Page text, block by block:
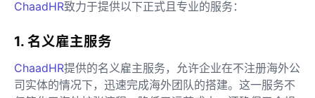
ChaadHR致力于提供以下正式且专业的服务：
1. 名义雇主服务
ChaadHR提供的名义雇主服务，允许企业在不注册海外公
司实体的情况下，迅速完成海外团队的搭建。这一服务不